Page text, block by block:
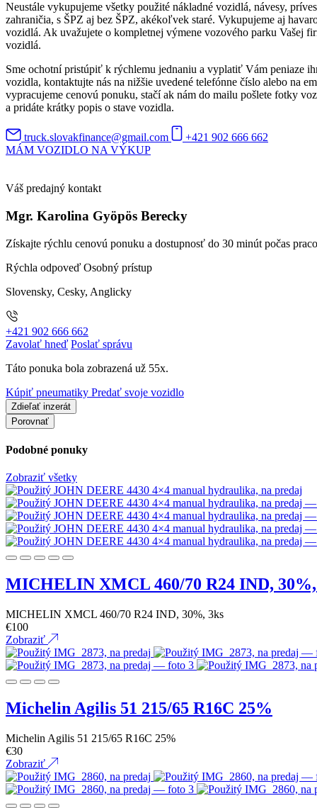
Neustále vykupujeme všetky použité nákladné vozidlá, návesy,
zahraničia, s ŠPZ aj bez ŠPZ, akékoľvek staré. Vykupujeme aj
vozidlá. Ak uvažujete o kompletnej výmene vozového parku Vašej
vozidlá.
Sme ochotní pristúpiť k rýchlemu jednaniu a vyplatiť Vám peniaze
vozidla, kontaktujte nás na nižšie uvedené telefónne číslo alebo na
vypracujeme cenovú ponuku, stačí ak nám do mailu pošlete fotky
a pridáte krátky popis o stave vozidla.
truck.slovakfinance@gmail.com
+421 902 666 662
MÁM VOZIDLO NA VÝKUP
Váš predajný kontakt
Mgr. Karolina Gyöpös Berecky
Získajte rýchlu cenovú ponuku a dostupnosť do 30 minút počas
Rýchla odpoveď Osobný prístup
Slovensky, Cesky, Anglicky
+421 902 666 662
Zavolať hneď Poslať správu
Táto ponuka bola zobrazená už 55x.
Kúpiť pneumatiky Predať svoje vozidlo
Zdieľať inzerát
Porovnať
Podobné ponuky
Zobraziť všetky
MICHELIN XMCL 460/70 R24 IND,
MICHELIN XMCL 460/70 R24 IND, 30%, 3ks
€100
Zobraziť
Michelin Agilis 51 215/65 R16C 25%
Michelin Agilis 51 215/65 R16C 25%
€30
Zobraziť